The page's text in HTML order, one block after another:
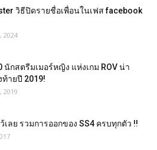
วิธีปิดรายชื่อเพื่อนในเฟส facebook
2024
นักสตรีมเมอร์หญิง แห่งเกม ROV น่า
ายปี 2019!
2019
เลย รวมการออกของ SS4 ครบทุกตัว !!